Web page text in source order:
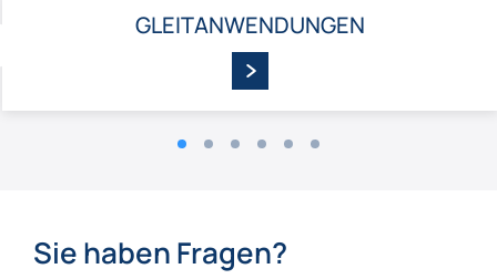
GLEIT­ANWENDUNGEN
Sie haben Fragen?